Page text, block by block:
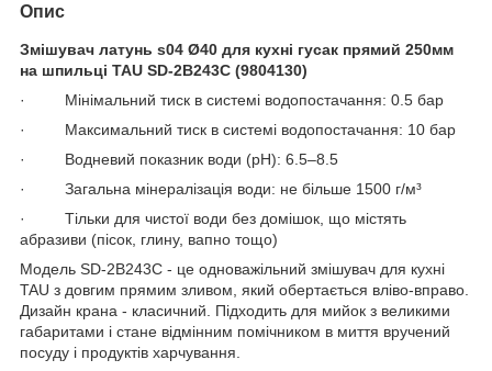
Опис
Змішувач латунь s04 Ø40 для кухні гусак прямий 250мм
на шпильці TAU SD-2B243C (9804130)
· Мінімальний тиск в системі водопостачання: 0.5 бар
· Максимальний тиск в системі водопостачання: 10 бар
· Водневий показник води (pH): 6.5–8.5
· Загальна мінералізація води: не більше 1500 г/м³
· Тільки для чистої води без домішок, що містять
абразиви (пісок, глину, вапно тощо)
Модель SD-2B243C - це одноважільний змішувач для кухні
TAU з довгим прямим зливом, який обертається вліво-вправо.
Дизайн крана - класичний. Підходить для мийок з великими
габаритами і стане відмінним помічником в миття вручений
посуду і продуктів харчування.